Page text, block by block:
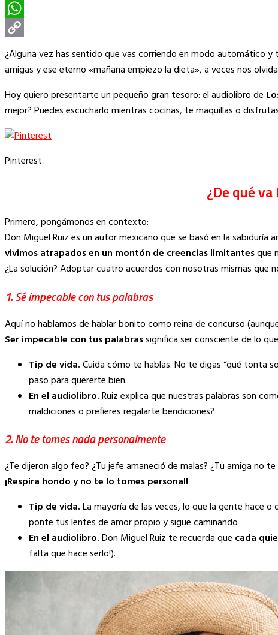
Pinterest
WhatsApp
Copy
Link
¿Alguna vez has sentido que vas corriendo en modo automático y
amigas y ese eterno «mañana empiezo la dieta», a veces nos
Hoy quiero presentarte un pequeño gran tesoro: el audiolibro de
mejor? Puedes escucharlo mientras cocinas, te maquillas o
Pinterest
¿De qué
Primero, pongámonos en contexto:
Don Miguel Ruiz es un autor mexicano que se basó en la
vivimos atrapados en un montón de creencias limitantesque
¿La solución? Adoptar cuatro acuerdos con nosotras mismas que
1. Sé impecable con tus palabras
Aquí no hablamos de hablar bonito como reina de concurso
Ser impecable con tus palabrassignifica ser consciente de lo
Tip de vida.Cuida cómo te hablas. No te digas “qué tonta
paso para quererte bien.
En el audiolibro.Ruiz explica que nuestras palabras son
maldiciones o prefieres regalarte bendiciones?
2. No te tomes nada personalmente
¿Te dijeron algo feo? ¿Tu jefe amaneció de malas? ¿Tu amiga no
¡Respira hondo y no te lo tomes personal!
Tip de vida.La mayoría de las veces, lo que la gente hace
ponte tus lentes de amor propio y sigue caminando
En el audiolibro.Don Miguel Ruiz te recuerda que cada
falta que hace serlo!).